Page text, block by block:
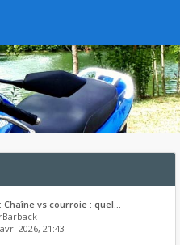
Chaîne vs courroie : quel…
Barback
2026, 21:43